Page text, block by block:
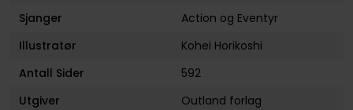
Sjanger
Action og Eventyr
Illustratør
Kohei Horikoshi
Antall Sider
592
Utgiver
Outland forlag